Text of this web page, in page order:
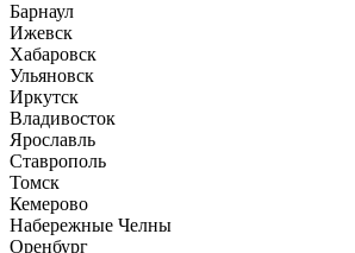
Барнаул
Ижевск
Хабаровск
Ульяновск
Иркутск
Владивосток
Ярославль
Ставрополь
Томск
Кемерово
Набережные Челны
Оренбург